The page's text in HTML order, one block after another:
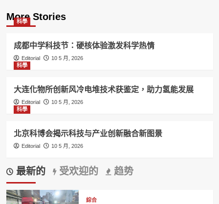
More Stories
科學
成都中学科技节：硬核体验激发科学热情
Editorial
10 5 月, 2026
科學
大连化物所创新风冷电堆技术获鉴定，助力氢能发展
Editorial
10 5 月, 2026
科學
北京科博会揭示科技与产业创新融合新图景
Editorial 10 5 月, 2026
最新的 受欢迎的 趋势
綜合